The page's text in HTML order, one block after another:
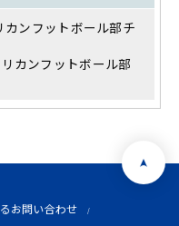
ンフットボール部チ
カンフットボール部
お問い合わせ